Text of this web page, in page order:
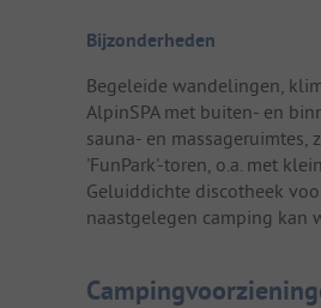
Bijzonderheden
Begeleide wandelingen,
AlpinSPA met buiten- en
sauna- en
'FunPark'-toren, o.a. met
Geluiddichte discotheek
naastgelegen camping kan